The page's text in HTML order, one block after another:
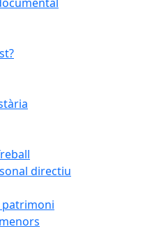
directiu